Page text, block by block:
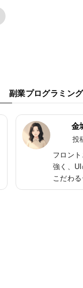
副業プログラミン
金
投
フロン
強く、
こだわ
質の